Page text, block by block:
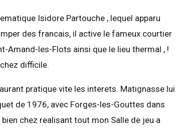
Isidore Partouche , lequel apparu
des francais, il active le fameux courtier
Amand-les-Flots ainsi que le lieu thermal , !
difficile.
pratique vite les interets. Matignasse lui
de 1976, avec Forges-les-Gouttes dans
chez realisant tout mon Salle de jeu a